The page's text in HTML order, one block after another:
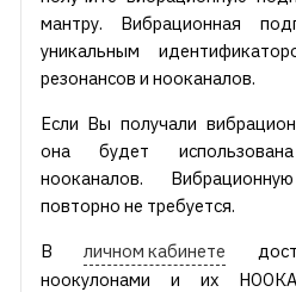
мантру. Вибрационная
уникальным
резонансов и нооканалов.
Если Вы получали
она будет
нооканалов.
повторно не требуется.
В личном кабинете
ноокулонами и их